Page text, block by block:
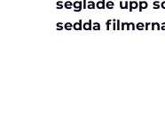
seglade upp
sedda